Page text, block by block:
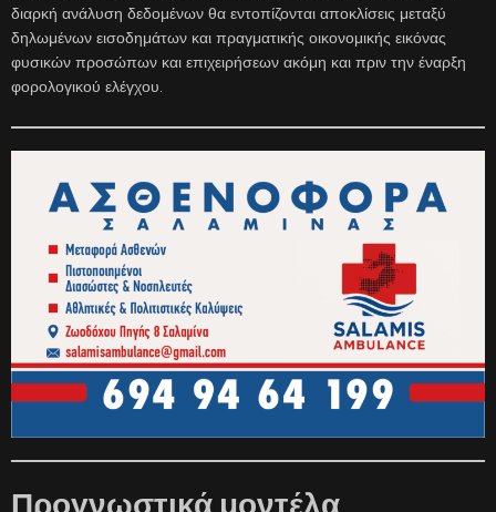
διαρκή ανάλυση δεδομένων θα εντοπίζονται αποκλίσεις μεταξύ
δηλωμένων εισοδημάτων και πραγματικής οικονομικής εικόνας
φυσικών προσώπων και επιχειρήσεων ακόμη και πριν την έναρξη
φορολογικού ελέγχου.